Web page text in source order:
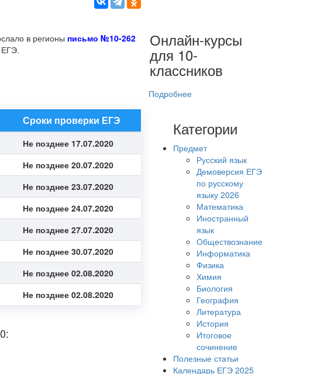
в регионы письмо №10-262
ЕГЭ.
Сроки проверки ЕГЭ
Не позднее 17.07.2020
Не позднее 20.07.2020
Не позднее 23.07.2020
Не позднее 24.07.2020
Не позднее 27.07.2020
Не позднее 30.07.2020
Не позднее 02.08.2020
Не позднее 02.08.2020
Онлайн-курсы
для 10-
классников
Подробнее
Категории
Предмет
Русский язык
Демоверсия ЕГЭ
по русскому
языку 2026
Математика
Иностранный
язык
Обществознание
Информатика
Физика
Химия
Биология
География
Литература
История
Итоговое
сочинение
Полезные статьи
Календарь ЕГЭ 2025